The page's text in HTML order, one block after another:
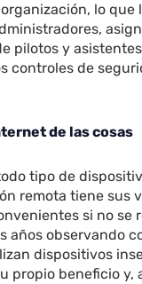
lo que
pilotos y
controles de
de las cosas
tipo de
remota tiene sus
si no se
años observando
dispositivos
propio beneficio y,